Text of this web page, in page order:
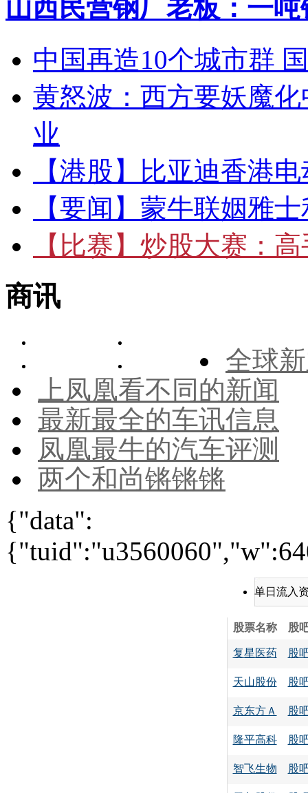
山西民营钢厂老板：一
中国再造10个城市群
黄怒波：西方要妖魔
业
【港股】
比亚迪香港
【要闻】 蒙牛联姻雅
【比赛】 炒股大赛：高
商讯
全球
上凤凰看不同的新闻
最新最全的车讯信息
凤凰最牛的汽车评测
两个和尚锵锵锵
{"data":
单日流入
股票名称 股
复星医药 股
天山股份 股
京东方Ａ 股
隆平高科 股
智飞生物 股